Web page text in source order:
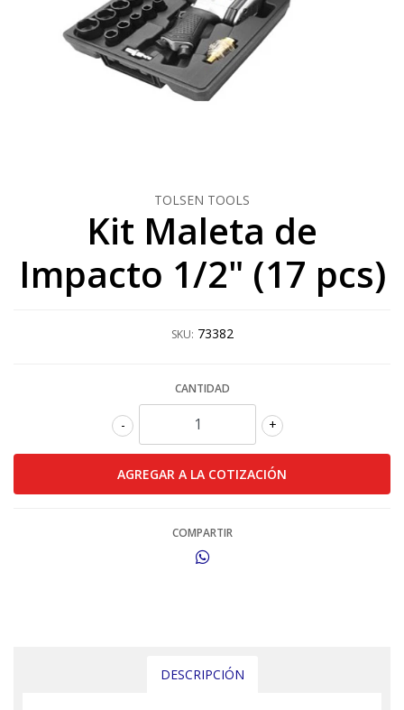
TOLSEN TOOLS
Kit Maleta de
Impacto 1/2" (17 pcs)
SKU: 73382
CANTIDAD
+
-
COMPARTIR
DESCRIPCIÓN